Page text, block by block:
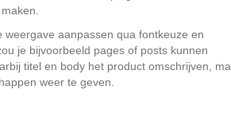
weergave aanpassen qua fontkeuze en
je bijvoorbeeld pages of posts kunnen
titel en body het product omschrijven,
weer te geven.